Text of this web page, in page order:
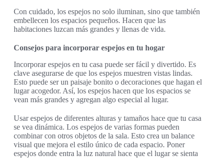
Con cuidado, los espejos no solo iluminan, sino que también
embellecen los espacios pequeños. Hacen que las
habitaciones luzcan más grandes y llenas de vida.
Consejos para incorporar espejos en tu hogar
Incorporar espejos en tu casa puede ser fácil y divertido. Es
clave asegurarse de que los espejos muestren vistas lindas.
Esto puede ser un paisaje bonito o decoraciones que hagan el
lugar acogedor. Así, los espejos hacen que los espacios se
vean más grandes y agregan algo especial al lugar.
Usar espejos de diferentes alturas y tamaños hace que tu casa
se vea dinámica. Los espejos de varias formas pueden
combinar con otros objetos de la sala. Esto crea un balance
visual que mejora el estilo único de cada espacio. Poner
espejos donde entra la luz natural hace que el lugar se sienta